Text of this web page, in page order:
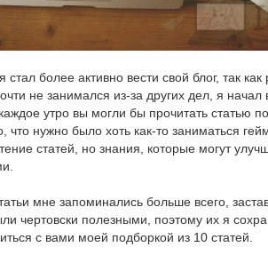
стал более активно вести свой блог, так как
не занимался из-за других дел, я
утро вы могли бы прочитать статью
что нужно было хоть как-то заниматься
статей, но знания, которые могут
мне запоминались больше всего,
чертовски полезными, поэтому их я
с вами моей подборкой из 10 статей.